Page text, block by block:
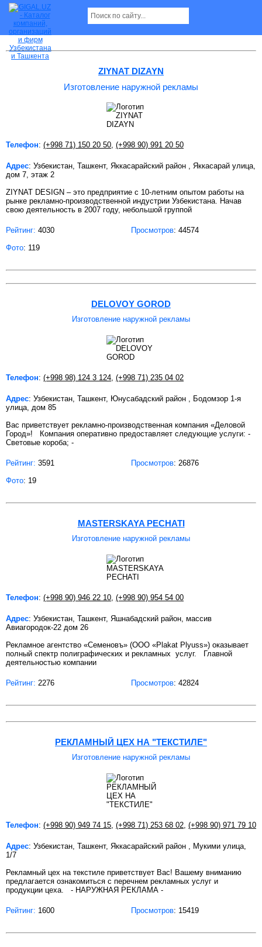
Изготовление наружной рекламы в Ташкенте
ZIYNAT DIZAYN
Изготовление наружной рекламы
Телефон: (+998 71) 150 20 50 (+998 90) 991 20 50
Адрес: Узбекистан, Ташкент, Яккасарайский район , Яккасарай улица,
дом 7, этаж 2
ZIYNAT DESIGN – это предприятие с 10-летним опытом работы на
рынке рекламно-производственной индустрии Узбекистана. Начав
свою деятельность в 2007 году, небольшой группой
Рейтинг: 4030 Просмотров: 44574
Фото: 119
DELOVOY GOROD
Изготовление наружной рекламы
Телефон: (+998 98) 124 3 124, (+998 71) 235 04 02
Адрес: Узбекистан, Ташкент, Юнусабадский район , Бодомзор 1-я
улица, дом 85
Вас приветствует рекламно-производственная компания «Деловой
Город»! Компания оперативно предоставляет следующие услуги: -
Световые короба; -
Рейтинг: 3591 Просмотров: 26876
Фото: 19
MASTERSKAYA PECHATI
Изготовление наружной рекламы
Телефон: (+998 90) 946 22 10, (+998 90) 954 54 00
Адрес: Узбекистан, Ташкент, Яшнабадский район, массив
Авиагородок-22 дом 26
Рекламное агентство «Семеновъ» (ООО «Plakat Plyuss») оказывает
полный спектр полиграфических и рекламных услуг. Главной
деятельностью компании
Рейтинг: 2276 Просмотров: 42824
РЕКЛАМНЫЙ ЦЕХ НА "ТЕКСТИЛЕ"
Изготовление наружной рекламы
Телефон: (+998 90) 949 74 15 (+998 71) 253 68 02 (+998 90) 971 79 10
Адрес: Узбекистан, Ташкент, Яккасарайский район , Мукими улица,
1/7
Рекламный цех на текстиле приветствует Вас! Вашему вниманию
предлагается ознакомиться с перечнем рекламных услуг и
продукции цеха. - НАРУЖНАЯ РЕКЛАМА -
Рейтинг: 1600 Просмотров: 15419